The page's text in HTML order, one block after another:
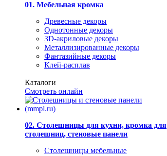
01. Мебельная кромка
Древесные декоры
Однотонные декоры
3D-акриловые декоры
Металлизированные декоры
Фантазийные декоры
Клей-расплав
Каталоги
Смотреть онлайн
02. Столешницы для кухни, кромка для
столешниц, стеновые панели
Столешницы мебельные